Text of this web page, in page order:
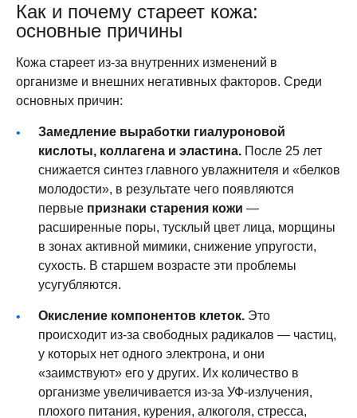
Как и почему стареет кожа:
основные причины
Кожа стареет из-за внутренних изменений в
организме и внешних негативных факторов. Среди
основных причин:
Замедление выработки гиалуроновой
кислоты, коллагена и эластина. После 25 лет
снижается синтез главного увлажнителя и «белков
молодости», в результате чего появляются
первые признаки старения кожи —
расширенные поры, тусклый цвет лица, морщины
в зонах активной мимики, снижение упругости,
сухость. В старшем возрасте эти проблемы
усугубляются.
Окисление компонентов клеток. Это
происходит из-за свободных радикалов — частиц,
у которых нет одного электрона, и они
«заимствуют» его у других. Их количество в
организме увеличивается из-за УФ-излучения,
плохого питания, курения, алкоголя, стресса,